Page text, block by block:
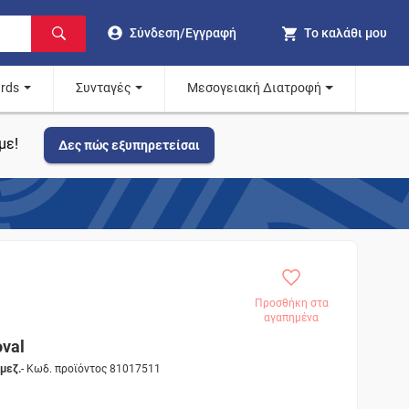
Σύνδεση/Εγγραφή Το καλάθι μου
Συνταγές Μεσογειακή Διατροφή
Δες πώς εξυπηρετείσαι
Προσθήκη στα
αγαπημένα
- Κωδ. προϊόντος 81017511